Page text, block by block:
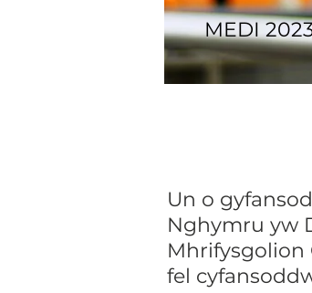
MEDI
Un o
Nghymru yw
Mhrifysgolion
fel